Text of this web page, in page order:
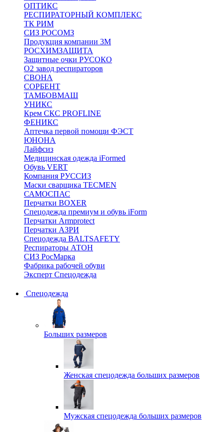
ОПТИКС
РЕСПИРАТОРНЫЙ КОМПЛЕКС
ТК РИМ
СИЗ РОСОМЗ
Продукция компании 3M
РОСХИМЗАЩИТА
Защитные очки РУСОКО
О2 завод респираторов
СВОНА
СОРБЕНТ
ТАМБОВМАШ
УНИКС
Крем СКС PROFLINE
ФЕНИКС
Аптечка первой помощи ФЭСТ
ЮНОНА
Лайфсиз
Медицинская одежда iFormed
Обувь VERT
Компания РУССИЗ
Маски сварщика TECMEN
САМОСПАС
Перчатки BOXER
Спецодежда премиум и обувь iForm
Перчатки Armprotect
Перчатки АЗРИ
Спецодежда BALTSAFETY
Респираторы АТОН
СИЗ РосМарка
Фабрика рабочей обуви
Эксперт Спецодежда
Спецодежда
Больших размеров
Женская спецодежда больших размеров
Мужская спецодежда больших размеров